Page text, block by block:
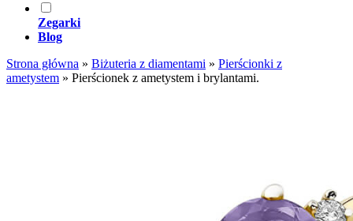
Zegarki
Blog
Strona główna » Biżuteria z diamentami » Pierścionki z
ametystem » Pierścionek z ametystem i brylantami.